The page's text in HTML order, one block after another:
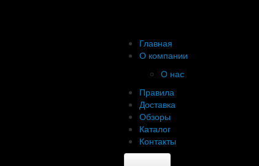
Главная
О компании
О нас
Правила
Доставка
Обзоры
Каталог
Контакты